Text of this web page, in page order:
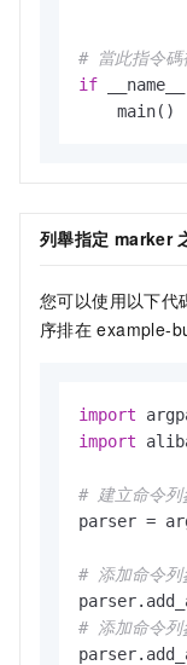
# 當此指令碼
if
    main()
列舉指定 marker
您可以使用以下代
序排在 example-
import
import
# 建立命令列
parser =
# 添加命令
# 添加命令列